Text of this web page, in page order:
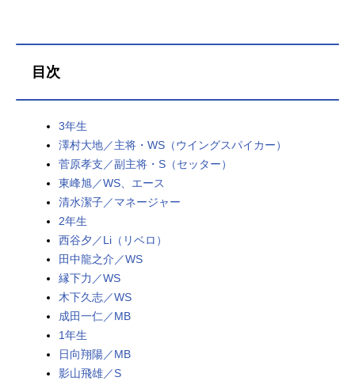
目次
3年生
澤村大地／主将・WS（ウイングスパイカー）
菅原孝支／副主将・S（セッター）
東峰旭／WS、エース
清水潔子／マネージャー
2年生
西谷夕／Li（リベロ）
田中龍之介／WS
縁下力／WS
木下久志／WS
成田一仁／MB
1年生
日向翔陽／MB
影山飛雄／S